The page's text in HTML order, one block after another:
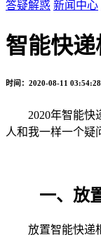
答疑解惑 新闻中心
智能快递
时间：2020-08-11 03:54:28
2020年智能快
人和我一样一个疑
一、放置
放置智能快递柜